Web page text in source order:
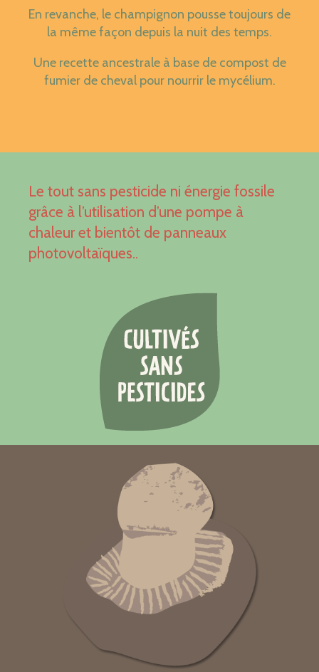
En revanche, le champignon pousse toujours de
la même façon depuis la nuit des temps.
Une recette ancestrale à base de compost de
fumier de cheval pour nourrir le mycélium.
Le tout sans pesticide ni énergie fossile
grâce à l’utilisation d’une pompe à
chaleur et bientôt de panneaux
photovoltaïques..